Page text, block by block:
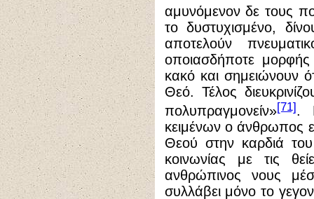
αμυνόμενον δε τους
το δυστυχισμένο,
αποτελούν
οποιασδήποτε
κακό και σημειώνουν
Θεό. Τέλος
πολυπραγμονείν»[71].
κειμένων ο άνθρωπος
Θεού στην καρδιά
κοινωνίας με τις
ανθρώπινος νους
συλλάβει μόνο το